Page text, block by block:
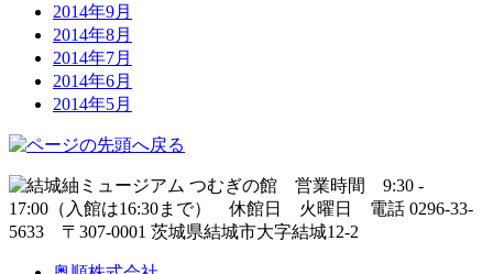
2014年9月
2014年8月
2014年7月
2014年6月
2014年5月